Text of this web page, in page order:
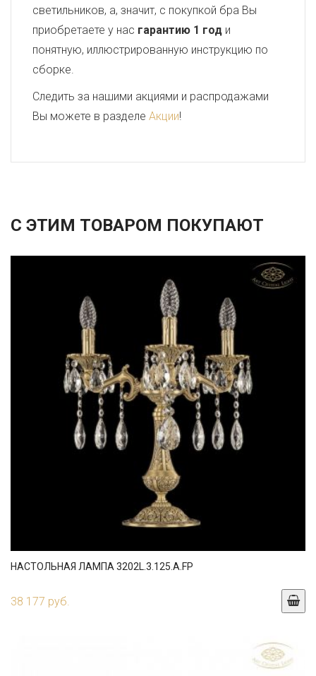
светильников, а, значит, с покупкой бра Вы
приобретаете у нас гарантию 1 год и
понятную, иллюстрированную инструкцию по
сборке.
Следить за нашими акциями и распродажами
Вы можете в разделе Акции!
С ЭТИМ ТОВАРОМ ПОКУПАЮТ
НАСТОЛЬНАЯ ЛАМПА 3202L.3.125.A.FP
38 177 руб.